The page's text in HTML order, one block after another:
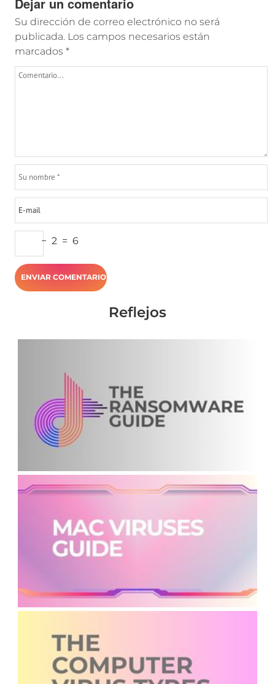
Su dirección de correo electrónico no será
publicada. Los campos necesarios están
marcados *
− 2 = 6
Reflejos